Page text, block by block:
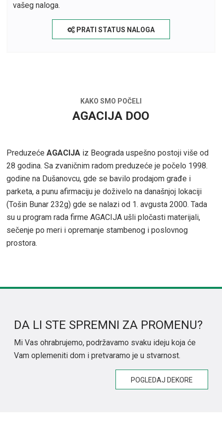
vašeg naloga.
PRATI STATUS NALOGA
KAKO SMO POČELI
AGACIJA DOO
PreduzećeAGACIJA iz Beograda uspešno postoji više od
28 godina. Sa zvaničnim radom preduzeće je počelo 1998.
godine na Dušanovcu, gde se bavilo prodajom građe i
parketa, a punu afirmaciju je doživelo na današnjoj lokaciji
(Tošin Bunar 232g) gde se nalazi od 1. avgusta 2000. Tada
su u program rada firme AGACIJA ušli pločasti materijali,
sečenje po meri i opremanje stambenog i poslovnog
prostora.
DA LI STE SPREMNI ZA PROMENU?
Mi Vas ohrabrujemo, podržavamo svaku ideju koja će
Vam oplemeniti dom i pretvaramo je u stvarnost.
POGLEDAJ DEKORE